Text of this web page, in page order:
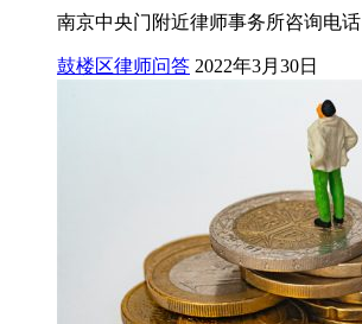
南京中央门附近律师事务所咨询电话
鼓楼区律师问答 2022年3月30日